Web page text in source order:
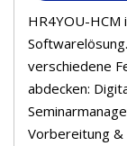
HR4YOU-
verschiedene
abdecken:
Vorbereitung &